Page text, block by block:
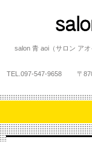
salon
salon 青 aoi（サロン ア
TEL. 097-547-9658 〒